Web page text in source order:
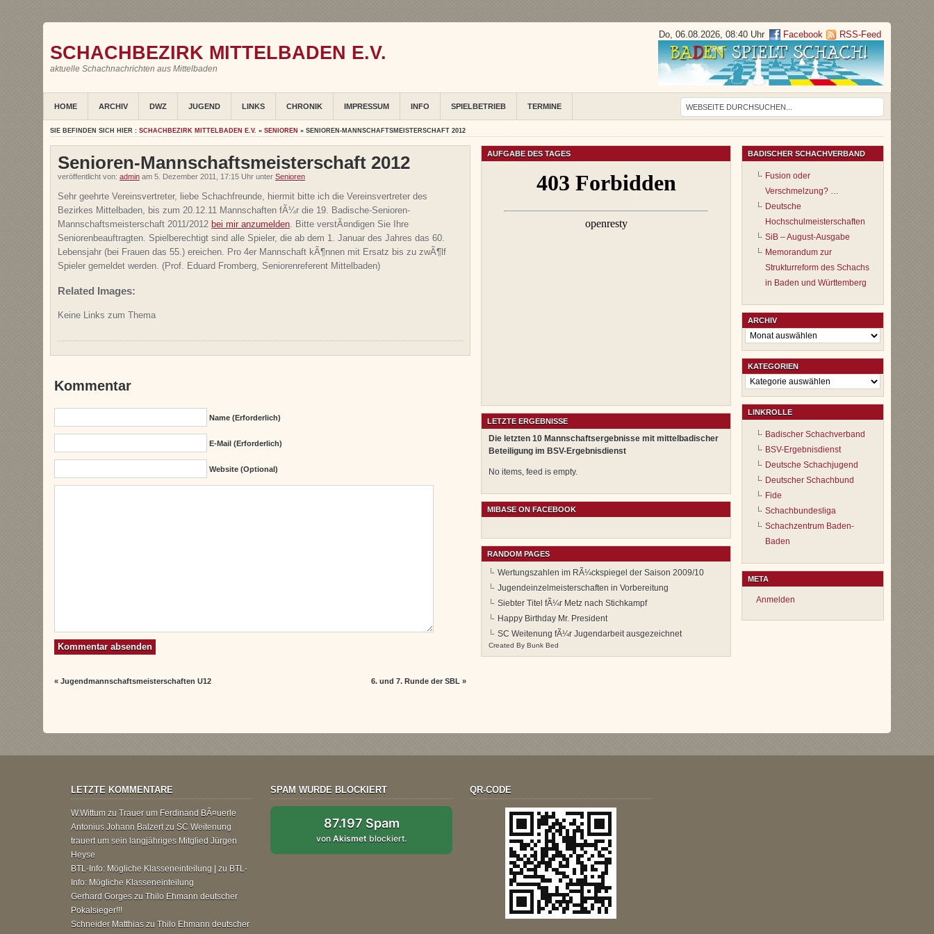
SCHACHBEZIRK MITTELBADEN E.V.
aktuelle Schachnachrichten aus Mittelbaden
Do, 06.08.2026, 08:40 Uhr Facebook RSS-Feed
HOME ARCHIV DWZ JUGEND LINKS CHRONIK IMPRESSUM INFO SPIELBETRIEB TERMINE
SIE BEFINDEN SICH HIER : SCHACHBEZIRK MITTELBADEN E.V. » SENIOREN » SENIOREN-MANNSCHAFTSMEISTERSCHAFT 2012
Senioren-Mannschaftsmeisterschaft 2012
veröffentlicht von: admin am 5. Dezember 2011, 17:15 Uhr unter Senioren
Sehr geehrte Vereinsvertreter, liebe Schachfreunde, hiermit bitte ich die Vereinsvertreter des
Bezirkes Mittelbaden, bis zum 20.12.11 Mannschaften fÃ¼r die 19. Badische-Senioren-
Mannschaftsmeisterschaft 2011/2012 bei mir anzumelden. Bitte verstÃ¤ndigen Sie Ihre
Seniorenbeauftragten. Spielberechtigt sind alle Spieler, die ab dem 1. Januar des Jahres das 60.
Lebensjahr (bei Frauen das 55.) ereichen. Pro 4er Mannschaft kÃ¶nnen mit Ersatz bis zu zwÃ¶lf
Spieler gemeldet werden. (Prof. Eduard Fromberg, Seniorenreferent Mittelbaden)
Related Images:
Keine Links zum Thema
Kommentar
Name (erforderlich)
E-Mail (erforderlich)
Website (Optional)
«Jugendmannschaftsmeisterschaften U12 6. und 7. Runde der SBL »
AUFGABE DES TAGES
LETZTE ERGEBNISSE
Die letzten 10 Mannschaftsergebnisse mit mittelbadischer
Beteiligung im BSV-Ergebnisdienst
No items, feed is empty.
MIBASE ON FACEBOOK
RANDOM PAGES
Wertungszahlen im RÃ¼ckspiegel der Saison 2009/10
Jugendeinzelmeisterschaften in Vorbereitung
Siebter Titel fÃ¼r Metz nach Stichkampf
Happy Birthday Mr. President
SC Weitenung fÃ¼r Jugendarbeit ausgezeichnet
Created By Bunk Bed
BADISCHER SCHACHVERBAND
Fusion oder
Verschmelzung? …
Deutsche
Hochschulmeisterschaften
SiB – August-Ausgabe
Memorandum zur
Strukturreform des Schachs
in Baden und Württemberg
ARCHIV
Archiv
KATEGORIEN
Kategorien
LINKROLLE
Badischer Schachverband
BSV-Ergebnisdienst
Deutsche Schachjugend
Deutscher Schachbund
Fide
Schachbundesliga
Schachzentrum Baden-
Baden
META
Anmelden
LETZTE KOMMENTARE
W.Wittum zu Trauer um Ferdinand BÃ¤uerle
Antonius Johann Balzertzu SC Weitenung
trauert um sein langjähriges Mitglied Jürgen
Heyse
BTL-Info: Mögliche Klasseneinteilung | zu BTL-
Info: Mögliche Klasseneinteilung
Gerhard Gorges zu Thilo Ehmann deutscher
Pokalsieger!!!
Schneider Matthias zu Thilo Ehmann deutscher
SPAM WURDE BLOCKIERT
87.197 Spam
vonAkismet blockiert.
QR-CODE